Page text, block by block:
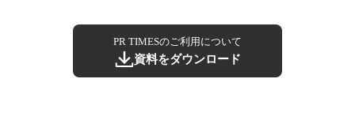
PR TIMESのご利用について
資料をダウンロード